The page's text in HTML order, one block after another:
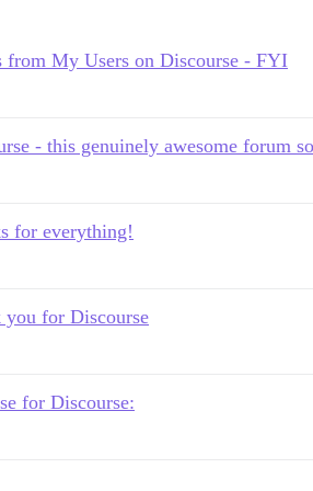
from My Users on Discourse - FYI
- this genuinely awesome forum
for everything!
you for Discourse
for Discourse: